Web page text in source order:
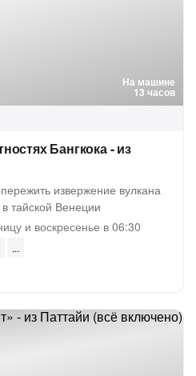
На машине
13 часов
Бангкока - из
извержение вулкана
в тайской Венеции
и воскресенье в 06:30